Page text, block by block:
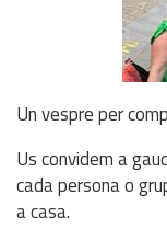
Un vespre per
Us convidem a
cada persona o
a casa.